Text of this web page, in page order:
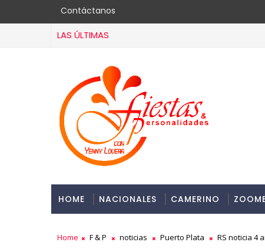
Contáctanos
LAS ÚLTIMAS
HOME NACIONALES CAMERINO
Home F & P noticias Puerto Plata RS noticia 4